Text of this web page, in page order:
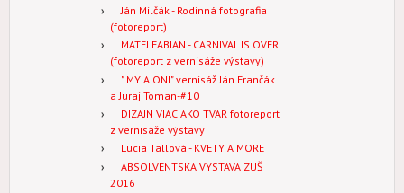
Ján Milčák - Rodinná fotografia
(fotoreport)
MATEJ FABIAN - CARNIVAL IS OVER
(fotoreport z vernisáže výstavy)
" MY A ONI" vernisáž Ján Frančák
a Juraj Toman-#10
DIZAJN VIAC AKO TVAR fotoreport
z vernisáže výstavy
Lucia Tallová - KVETY A MORE
ABSOLVENTSKÁ VÝSTAVA ZUŠ
2016